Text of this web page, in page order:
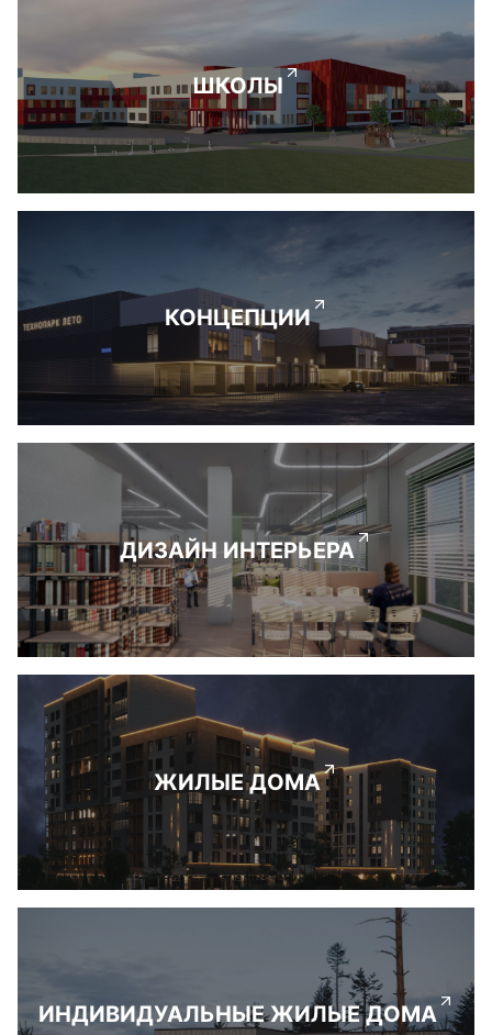
ШКОЛЫ
КОНЦЕПЦИИ
ДИЗАЙН ИНТЕРЬЕРА
ЖИЛЫЕ ДОМА
ИНДИВИДУАЛЬНЫЕ ЖИЛЫЕ ДОМА